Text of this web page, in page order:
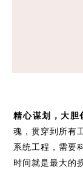
精心谋划，大胆
魂，贯穿到所有
系统工程，需要
时间就是最大的